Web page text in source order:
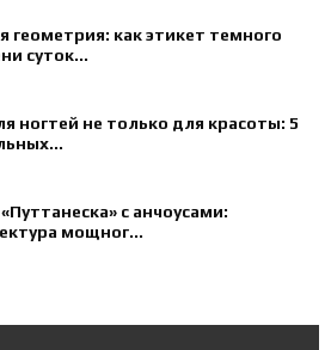
геометрия: как этикет темного
суток...
ногтей не только для красоты: 5
с анчоусами:
мощног...